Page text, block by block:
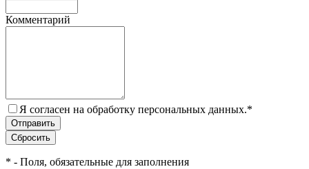
Комментарий
Я согласен на обработку персональных данных.*
* - Поля, обязательные для заполнения